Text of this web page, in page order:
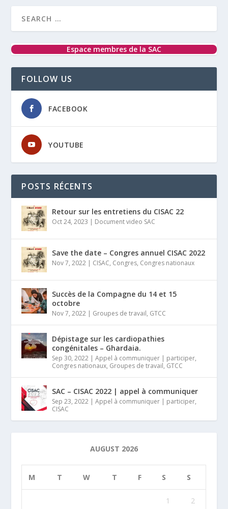
Espace membres de la SAC
FOLLOW US
FACEBOOK
YOUTUBE
POSTS RÉCENTS
Retour sur les entretiens du CISAC 22
Oct 24, 2023 Document video SAC
Save the date – Congres annuel CISAC 2022
Nov 7, 2022 CISAC, Congres, Congres nationaux
Succès de la Compagne du 14 et 15
octobre
Nov 7, 2022 Groupes de travail, GTCC
Dépistage sur les cardiopathies
congénitales – Ghardaia.
Sep 30, 2022 |Appel à communiquer | participer,
Congres nationaux, Groupes de travail, GTCC
SAC – CISAC 2022 | appel à communiquer
Sep 23, 2022 |Appel à communiquer | participer,
CISAC
AUGUST 2026
M T W T F S S
1 2